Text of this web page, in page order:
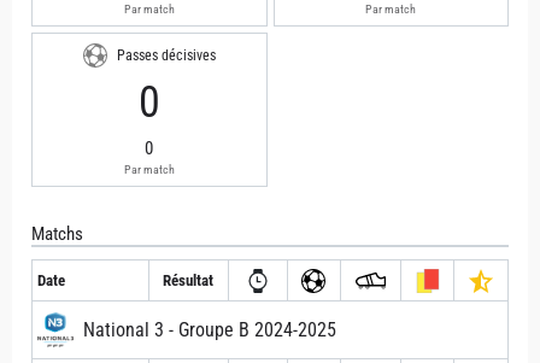
Par match Par match
Passes décisives
0
0
Par match
Matchs
Date Résultat
National 3 - Groupe B 2024-2025